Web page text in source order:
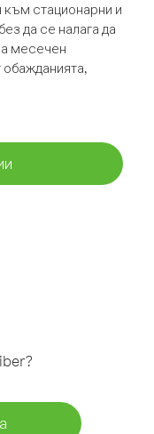
стационарни и
да се налага да
месечен